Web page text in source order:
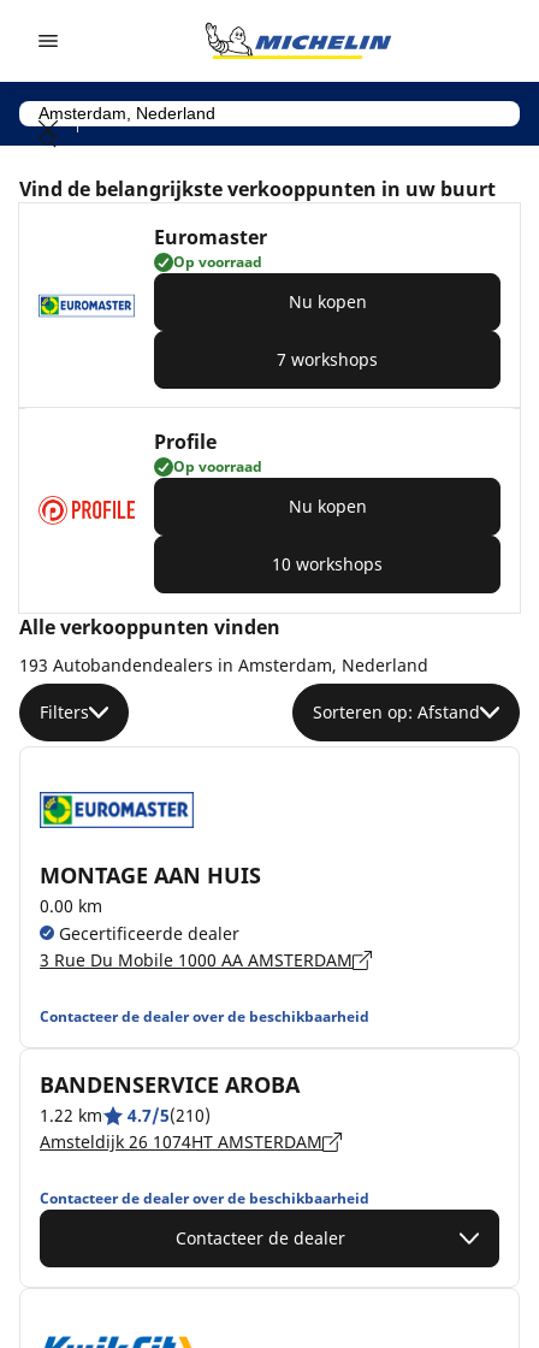
Vind de belangrijkste verkooppunten in uw buurt
Euromaster
Op voorraad
Nu kopen
7 workshops
Profile
Op voorraad
Nu kopen
10 workshops
Alle verkooppunten vinden
193 Autobandendealers in Amsterdam, Nederland
Filters Sorteren op: Afstand
MONTAGE AAN HUIS
0.00 km
Gecertificeerde dealer
3 Rue Du Mobile 1000 AA AMSTERDAM
Contacteer de dealer over de beschikbaarheid
BANDENSERVICE AROBA
1.22 km 4.7/5(210)
Amsteldijk 26 1074HT AMSTERDAM
Contacteer de dealer over de beschikbaarheid
Contacteer de dealer